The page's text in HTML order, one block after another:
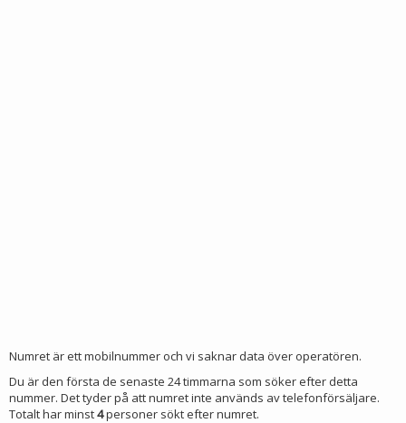
Numret är ett mobilnummer och vi saknar data över operatören.
Du är den första de senaste 24 timmarna som söker efter detta
nummer. Det tyder på att numret inte används av telefonförsäljare.
Totalt har minst4personer sökt efter numret.